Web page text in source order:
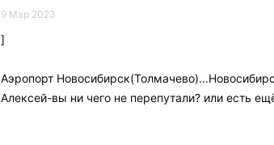
9 Мар 2023
]
Аэропорт
Алексей-вы ни чего не перепутали? или есть